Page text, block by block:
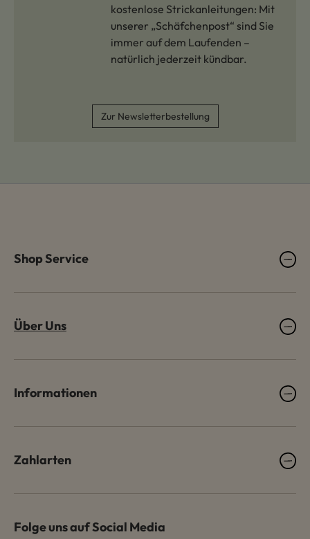
kostenlose Strickanleitungen: Mit
unserer „Schäfchenpost“ sind Sie
immer auf dem Laufenden –
natürlich jederzeit kündbar.
Zur Newsletterbestellung
Shop Service
Über Uns
Informationen
Zahlarten
Folge uns auf Social Media